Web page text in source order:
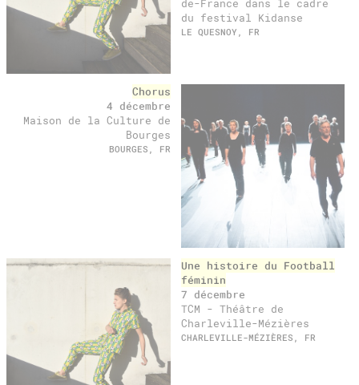
de-France dans le cadre
du festival Kidanse
LE QUESNOY, FR
Chorus
4 décembre
Maison de la Culture de
Bourges
BOURGES, FR
Une histoire du Football
féminin
7 décembre
TCM - Théâtre de
Charleville-Mézières
CHARLEVILLE-MÉZIÈRES, FR